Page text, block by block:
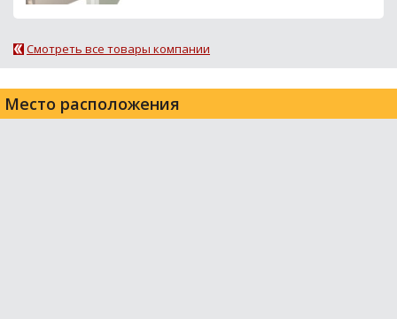
Смотреть все товары компании
Место расположения